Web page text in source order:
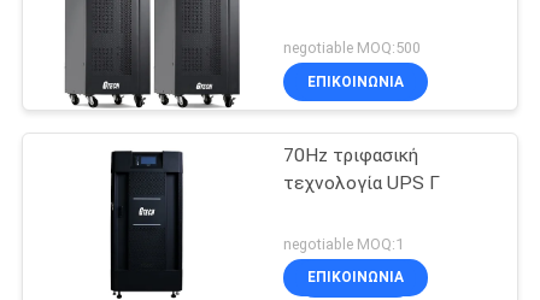
negotiable MOQ:500
ΕΠΙΚΟΙΝΩΝΙΑ
70Hz τριφασική
τεχνολογία UPS Γ
negotiable MOQ:1
ΕΠΙΚΟΙΝΩΝΙΑ